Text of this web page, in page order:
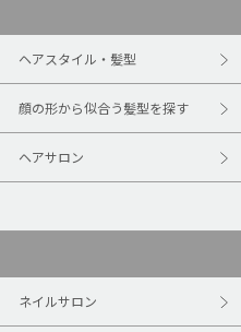
ヘアスタイル・髪型
顔の形から似合う髪型を探す
ヘアサロン
ネイルサロン